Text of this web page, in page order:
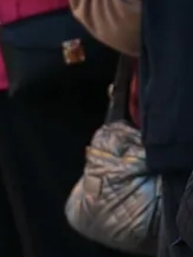
Compartir
La visita de los
semanas, no solo
han querido